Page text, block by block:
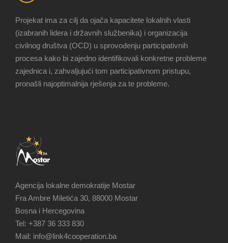
Projekat ima za cilj da ojača kapacitete lokalnih vlasti
(izabranih lidera i državnih službenika) i organizacija
civilnog društva (OCD) u sprovođenju participativnih
procesa kako bi zajedno identifikovali konkretne probleme
zajednica i, zahvaljujući tom participativnom pristupu,
pronašli najoptimalnija rješenja za te probleme.
Agencija lokalne demokratije Mostar
Fra Ambre Miletića 30, 88000 Mostar
Bosna i Hercegovina
Tel: +387 36 333 830
Mail: info@link4cooperation.ba